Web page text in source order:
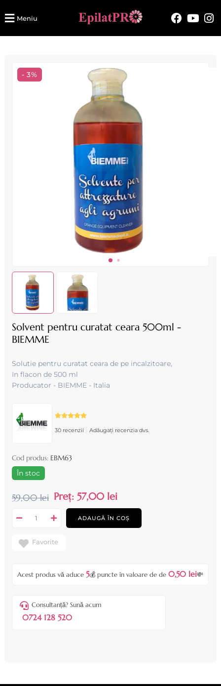
Meniu
- 3%
Solvent pentru curatat ceara 500ml -
BIEMME
Solutie pentru curatat ceara de pe incalzitoare,
In flacon de 500 ml
Producator - BIEMME - Italia
30 recenzii Adăugați recenzia dvs.
Cod produs: EBM63
În stoc
59,00 lei Preț: 57,00 lei
ADAUGĂ ÎN COȘ
Favorite
Acest produs vă aduce 5💰 puncte în valoare de de 0,50 lei💸
Consultanță? Sună acum
0724 128 520